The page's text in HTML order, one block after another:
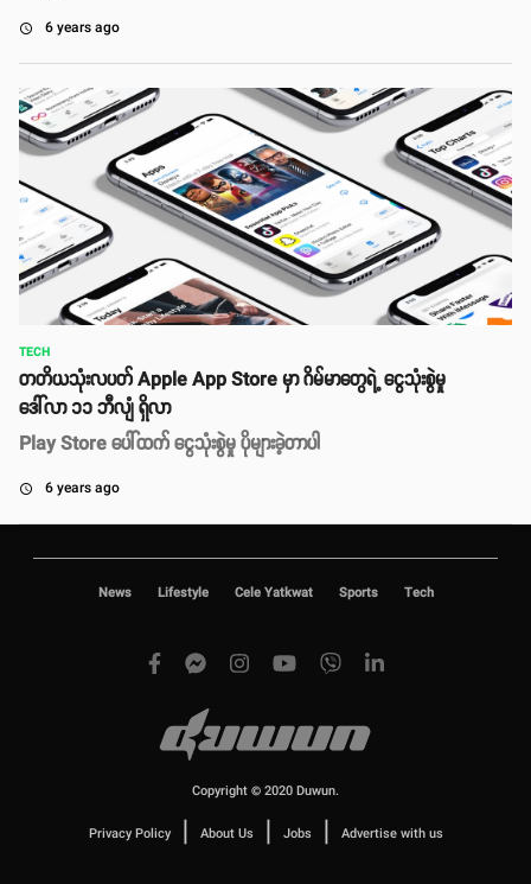
access_time 6 years ago
TECH
တတိယသုံးလပတ် Apple App Store မှာ ဂိမ်မာတွေရဲ့ ငွေသုံးစွဲမှု
ဒေါ်လာ ၁၁ ဘီလျံ ရှိလာ
Play Store ပေါ်ထက် ငွေသုံးစွဲမှု ပိုများခဲ့တာပါ
access_time 6 years ago
News Lifestyle Cele Yatkwat Sports Tech
Copyright © 2020 Duwun.
Privacy Policy | About Us | Jobs | Advertise with us